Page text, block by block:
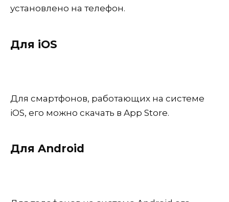
установлено на телефон.
Для iOS
Для смартфонов, работающих на системе
iOS, его можно скачать в App Store.
Для Android